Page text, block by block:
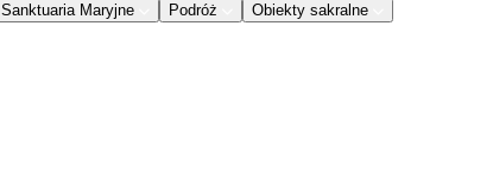
Sanktuaria Maryjne Podróż Obiekty sakralne